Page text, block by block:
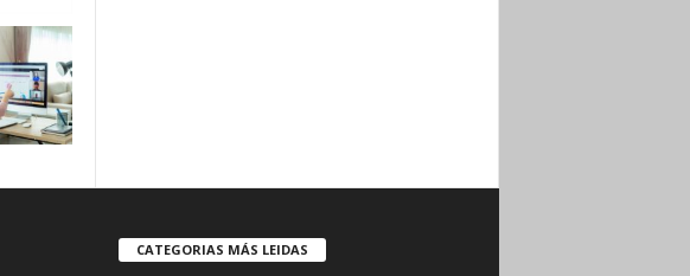
CATEGORIAS MÁS LEIDAS